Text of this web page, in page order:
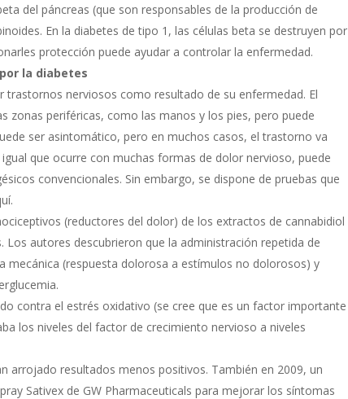
del páncreas (que son responsables de la producción de
En la diabetes de tipo 1, las células beta se destruyen por
protección puede ayudar a controlar la enfermedad.
la diabetes
trastornos nerviosos como resultado de su enfermedad. El
zonas periféricas, como las manos y los pies, pero puede
ser asintomático, pero en muchos casos, el trastorno va
que ocurre con muchas formas de dolor nervioso, puede
convencionales. Sin embargo, se dispone de pruebas que
(reductores del dolor) de los extractos de cannabidiol
autores descubrieron que la administración repetida de
mecánica (respuesta dolorosa a estímulos no dolorosos) y
contra el estrés oxidativo (se cree que es un factor importante
los niveles del factor de crecimiento nervioso a niveles
arrojado resultados menos positivos. También en 2009, un
Sativex de GW Pharmaceuticals para mejorar los síntomas